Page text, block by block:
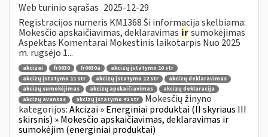
Web turinio sąrašas 2025-12-29
Registracijos numeris KM1368 Ši informacija skelbiama:
Mokesčio apskaičiavimas, deklaravimas irsumokėjimas
Aspektas Komentarai Mokestinis laikotarpis Nuo 2025
m. rugsėjo 1...
akcizai fr0630 fr0630a
akcizų įstatymo 10 str
akcizų įstatymo 11 str
akcizų įstatymo 12 str
akcizų deklaravimas
akcizų sumokėjimas
akcizų apskaičiavimas
akcizų deklaracija
akcizų avansas
akcizų įstatymo 41 str
Mokesčių žinyno
kategorijos:Akcizai » Energiniai produktai (II skyriaus III
skirsnis) » Mokesčio apskaičiavimas, deklaravimas ir
sumokėjim (energiniai produktai)